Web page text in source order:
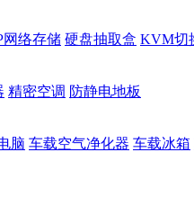
网络存储 硬盘抽取盒 KVM切
精密空调 防静电地板
脑 车载空气净化器 车载冰箱